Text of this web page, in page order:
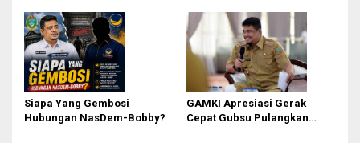
i
p
o
s
Siapa Yang Gembosi
Hubungan NasDem-Bobby?
GAMKI Apresiasi Gerak
Cepat Gubsu Pulangkan